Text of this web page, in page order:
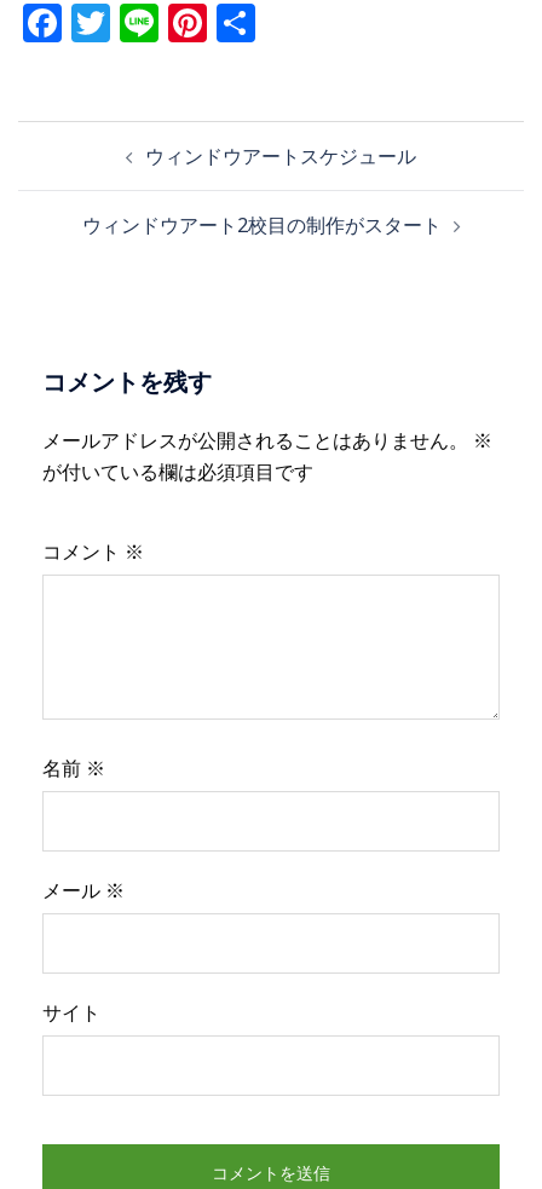
Facebook
TwitterLinePinterest
ョ
ウィンドウアートスケジュール
ウィンドウアート2校目の制作がスタート
コメントを残す
メールアドレスが公開されることはありません。
※
が付いている欄は必須項目です
コメント ※
名前 ※
メール ※
サイト